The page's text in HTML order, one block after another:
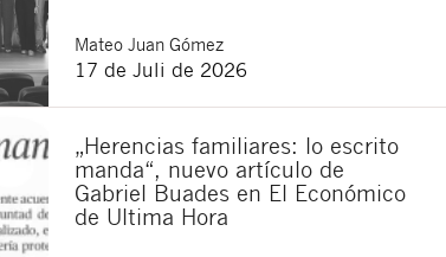
Mateo Juan Gómez
17 de Juli de 2026
„Herencias familiares: lo escrito
manda“, nuevo artículo de
Gabriel Buades en El Económico
de Ultima Hora